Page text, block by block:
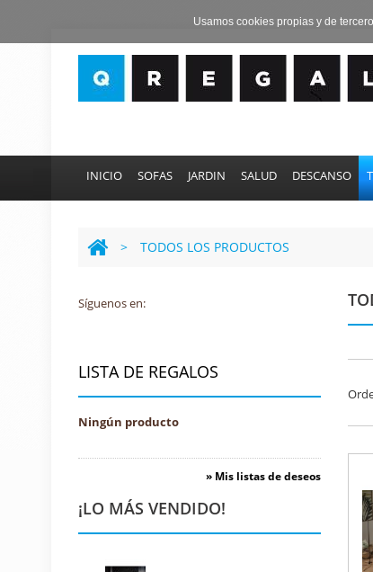
INICIO SOFAS JARDIN SALUD DESCANSO
> TODOS LOS PRODUCTOS
Síguenos en:
LISTA DE REGALOS
Ningún producto
» Mis listas de deseos
¡LO MÁS VENDIDO!
Usamos cookies propias y de